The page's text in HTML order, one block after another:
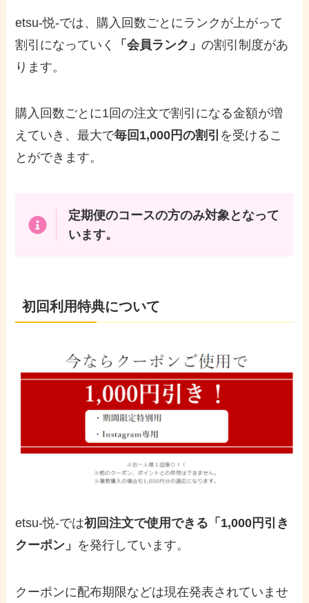
etsu-悦-では、購入回数ごとにランクが上がって
割引になっていく
「会員ランク」の割引制度があ
ります。
購入回数ごとに1回の注文で割引になる金額が増
えていき、最大で毎回1,000円の割引 を受けるこ
とができます。
定期便のコースの方のみ対象となって
います。
初回利用特典について
etsu-悦-では初回注文で使用できる「1,000円引き
クーポン」 を発行しています。
クーポンに配布期限などは現在発表されていませ